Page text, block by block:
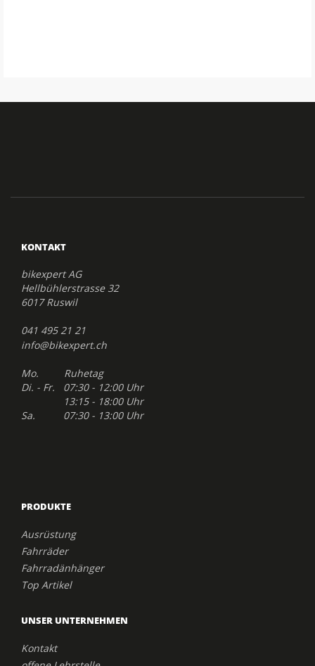
KONTAKT
bikexpert AG
Hellbühlerstrasse 32
6017 Ruswil
041 495 21 21
info@bikexpert.ch
Mo. Ruhetag
Di. - Fr. 07:30 - 12:00 Uhr
13:15 - 18:00 Uhr
Sa. 07:30 - 13:00 Uhr
PRODUKTE
Ausrüstung
Fahrräder
Fahrradänhänger
Top Artikel
UNSER UNTERNEHMEN
Kontakt